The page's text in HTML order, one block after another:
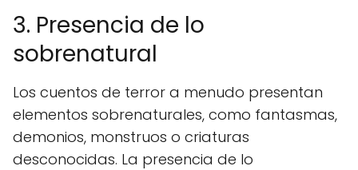
3. Presencia de lo
sobrenatural
Los cuentos de terror a menudo presentan
elementos sobrenaturales, como fantasmas,
demonios, monstruos o criaturas
desconocidas. La presencia de lo